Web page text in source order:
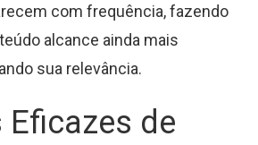
com frequência, fazendo
alcance ainda mais
sua relevância.
Eficazes de